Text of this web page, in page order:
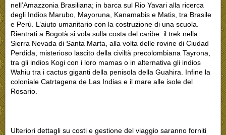
nell’Amazzonia Brasiliana; in barca sul Rio Yavari alla ricerca
degli Indios Marubo, Mayoruna, Kanamabis e Matis, tra Brasile
e Perù. L’aiuto umanitario con la costruzione di una scuola.
Rientrati a Bogotà si vola sulla costa del caribe: il trek nella
Sierra Nevada di Santa Marta, alla volta delle rovine di Ciudad
Perdida, misterioso lascito della civiltà precolombiana Tayrona,
tra gli indios Kogi con i loro mamas o in alternativa gli indios
Wahiu tra i cactus giganti della penisola della Guahira. Infine la
coloniale Catrtagena de Las Indias e il mare alle isole del
Rosario.
Ulteriori dettagli su costi e gestione del viaggio saranno forniti